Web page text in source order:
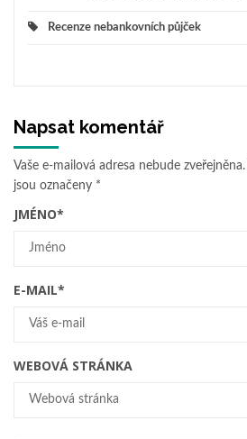
Recenze nebankovních půjček
Napsat komentář
Vaše e-mailová adresa nebude zveřejněna.
jsou označeny *
JMÉNO*
E-MAIL*
WEBOVÁ STRÁNKA